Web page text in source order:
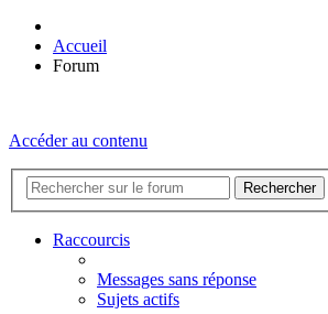
Accueil
Forum
Accéder au contenu
Rechercher
Raccourcis
Messages sans réponse
Sujets actifs